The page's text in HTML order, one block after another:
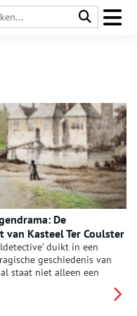
De
Kasteel Ter Coulster
duikt in een
geschiedenis van
staat niet alleen een
parallel legde